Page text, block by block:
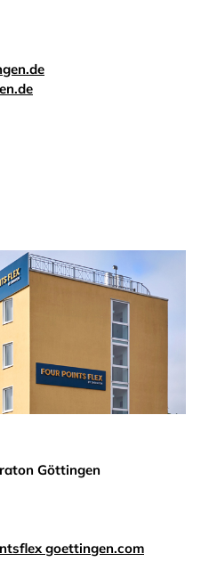
Göttingen
goettingen.com